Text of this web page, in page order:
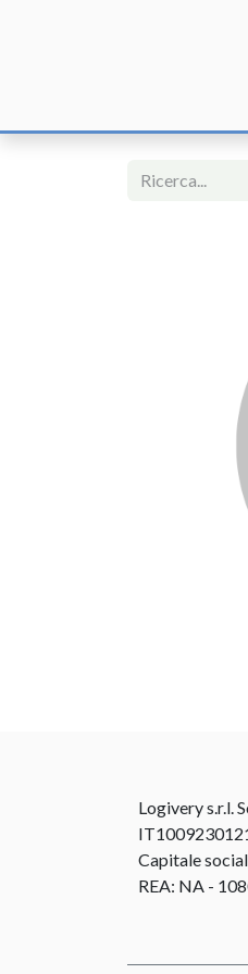
Logivery s.r.l.
Capitale
REA: NA -